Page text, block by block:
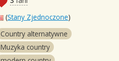
(Stany Zjednoczone)
Country alternatywne
Muzyka country